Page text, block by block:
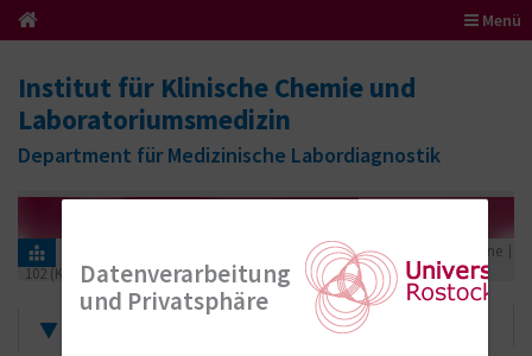
Menü
Institut für Klinische Chemie und
Laboratoriumsmedizin
Department für Medizinische Labordiagnostik
Ringversuchszertifikate
Proteine
102 (Kapillarzonenelektrophorese)
2021
Zertifikate
Datenverarbeitung
und Privatsphäre